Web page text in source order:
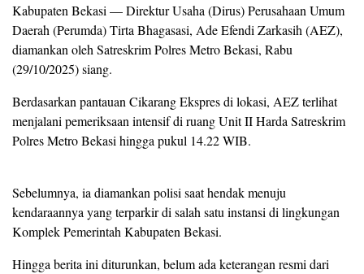
Kabupaten Bekasi — Direktur Usaha (Dirus) Perusahaan Umum
Daerah (Perumda) Tirta Bhagasasi, Ade Efendi Zarkasih (AEZ),
diamankan oleh Satreskrim Polres Metro Bekasi, Rabu
(29/10/2025) siang.
Berdasarkan pantauan Cikarang Ekspres di lokasi, AEZ terlihat
menjalani pemeriksaan intensif di ruang Unit II Harda Satreskrim
Polres Metro Bekasi hingga pukul 14.22 WIB.
Sebelumnya, ia diamankan polisi saat hendak menuju
kendaraannya yang terparkir di salah satu instansi di lingkungan
Komplek Pemerintah Kabupaten Bekasi.
Hingga berita ini diturunkan, belum ada keterangan resmi dari